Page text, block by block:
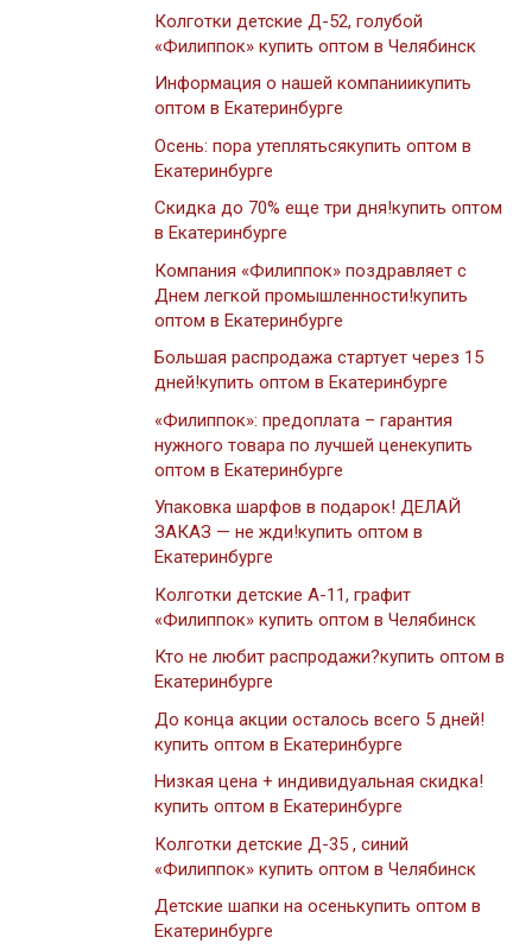
Колготки детские Д-52, голубой
«Филиппок» купить оптом в Челябинск
Информация о нашей компаниикупить
оптом в Екатеринбурге
Осень: пора утеплятьсякупить оптом в
Екатеринбурге
Скидка до 70% еще три дня!купить оптом
в Екатеринбурге
Компания «Филиппок» поздравляет с
Днем легкой промышленности!купить
оптом в Екатеринбурге
Большая распродажа стартует через 15
дней!купить оптом в Екатеринбурге
«Филиппок»: предоплата – гарантия
нужного товара по лучшей ценекупить
оптом в Екатеринбурге
Упаковка шарфов в подарок! ДЕЛАЙ
ЗАКАЗ — не жди!купить оптом в
Екатеринбурге
Колготки детские А-11, графит
«Филиппок» купить оптом в Челябинск
Кто не любит распродажи?купить оптом в
Екатеринбурге
До конца акции осталось всего 5 дней!
купить оптом в Екатеринбурге
Низкая цена + индивидуальная скидка!
купить оптом в Екатеринбурге
Колготки детские Д-35 , синий
«Филиппок» купить оптом в Челябинск
Детские шапки на осенькупить оптом в
Екатеринбурге